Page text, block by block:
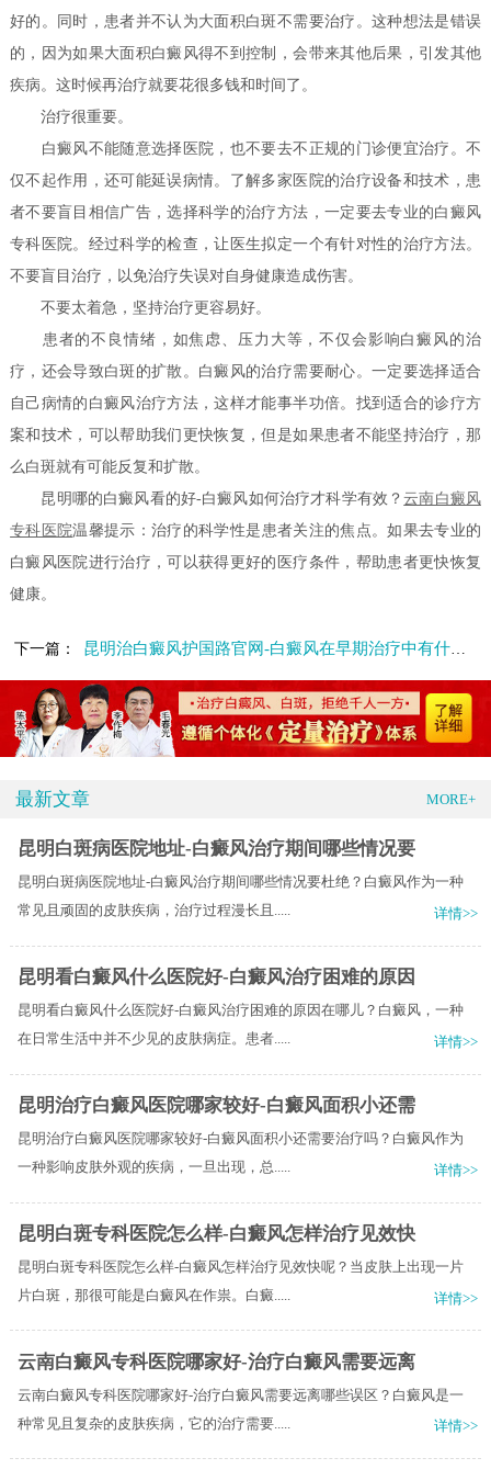
好的。同时，患者并不认为大面积白斑不需要治疗。这种想法是错误
的，因为如果大面积白癜风得不到控制，会带来其他后果，引发其他
疾病。这时候再治疗就要花很多钱和时间了。
治疗很重要。
白癜风不能随意选择医院，也不要去不正规的门诊便宜治疗。不
仅不起作用，还可能延误病情。了解多家医院的治疗设备和技术，患
者不要盲目相信广告，选择科学的治疗方法，一定要去专业的白癜风
专科医院。经过科学的检查，让医生拟定一个有针对性的治疗方法。
不要盲目治疗，以免治疗失误对自身健康造成伤害。
不要太着急，坚持治疗更容易好。
患者的不良情绪，如焦虑、压力大等，不仅会影响白癜风的治
疗，还会导致白斑的扩散。白癜风的治疗需要耐心。一定要选择适合
自己病情的白癜风治疗方法，这样才能事半功倍。找到适合的诊疗方
案和技术，可以帮助我们更快恢复，但是如果患者不能坚持治疗，那
么白斑就有可能反复和扩散。
昆明哪的白癜风看的好-白癜风如何治疗才科学有效？云南白癜风
专科医院温馨提示：治疗的科学性是患者关注的焦点。如果去专业的
白癜风医院进行治疗，可以获得更好的医疗条件，帮助患者更快恢复
健康。
下一篇： 昆明治白癜风护国路官网-白癜风在早期治疗中有什么注意事项呢
最新文章 MORE+
昆明白斑病医院地址-白癜风治疗期间哪些情况要
昆明白斑病医院地址-白癜风治疗期间哪些情况要杜绝？白癜风作为一种
常见且顽固的皮肤疾病，治疗过程漫长且.....
详情>>
昆明看白癜风什么医院好-白癜风治疗困难的原因
昆明看白癜风什么医院好-白癜风治疗困难的原因在哪儿？白癜风，一种
在日常生活中并不少见的皮肤病症。患者.....
详情>>
昆明治疗白癜风医院哪家较好-白癜风面积小还需
昆明治疗白癜风医院哪家较好-白癜风面积小还需要治疗吗？白癜风作为
一种影响皮肤外观的疾病，一旦出现，总.....
详情>>
昆明白斑专科医院怎么样-白癜风怎样治疗见效快
昆明白斑专科医院怎么样-白癜风怎样治疗见效快呢？当皮肤上出现一片
片白斑，那很可能是白癜风在作祟。白癜.....
详情>>
云南白癜风专科医院哪家好-治疗白癜风需要远离
云南白癜风专科医院哪家好-治疗白癜风需要远离哪些误区？白癜风是一
种常见且复杂的皮肤疾病，它的治疗需要.....
详情>>